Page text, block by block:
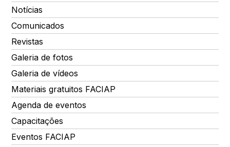
Notícias
Comunicados
Revistas
Galeria de fotos
Galeria de vídeos
Materiais gratuitos FACIAP
Agenda de eventos
Capacitações
Eventos FACIAP